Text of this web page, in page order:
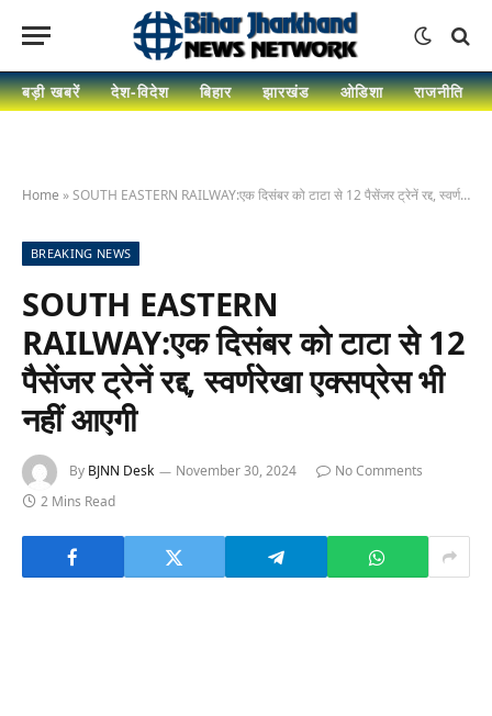
बड़ी खबरें देश-विदेश बिहार झारखंड ओडिशा राजनीति
Home »SOUTH EASTERN RAILWAY:एक दिसंबर को टाटा से 12 पैसेंजर ट्रेनें रद्द, स्वर्णरेखा एक्सप्रेस भी नहीं आएगी
BREAKING NEWS
SOUTH EASTERN
RAILWAY:एक दिसंबर को टाटा से 12
पैसेंजर ट्रेनें रद्द, स्वर्णरेखा एक्सप्रेस भी
नहीं आएगी
By BJNN Desk November 30, 2024
No Comments
2 Mins Read